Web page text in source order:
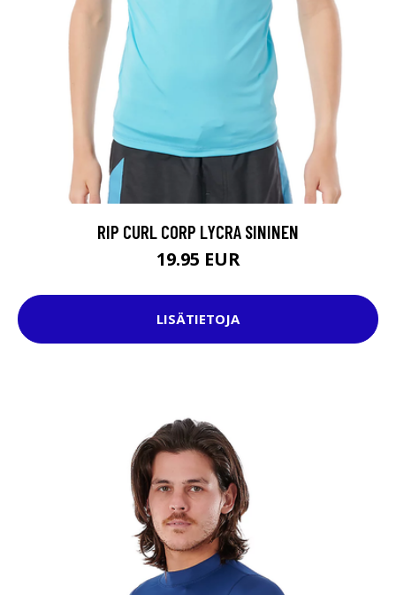
RIP CURL CORP LYCRA SININEN
19.95 EUR
LISÄTIETOJA